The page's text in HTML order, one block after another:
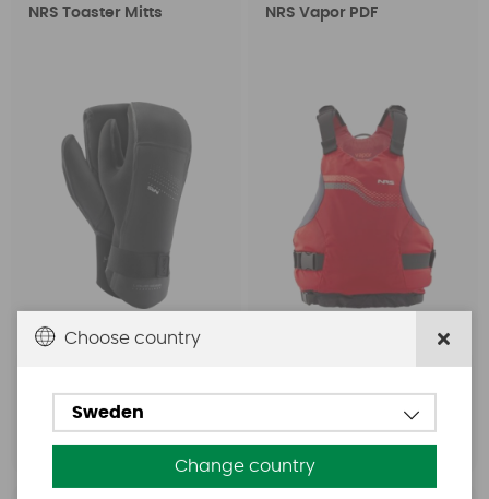
NRS Toaster Mitts
Köp!
NRS Vapor PDF
Köp!
Choose country
Sweden
Change country